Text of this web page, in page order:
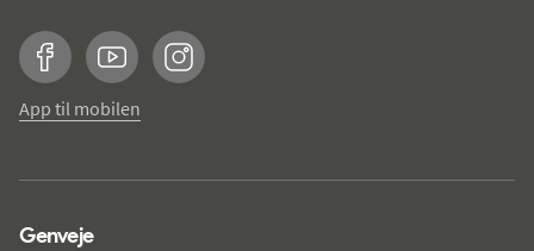
FacebookYouTubeInstagram
App til mobilen
Genveje